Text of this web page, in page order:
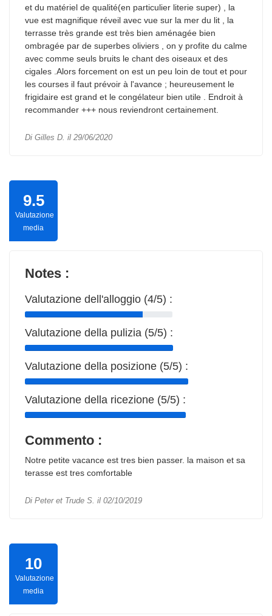
et du matériel de qualité(en particulier literie super) , la
vue est magnifique réveil avec vue sur la mer du lit , la
terrasse très grande est très bien aménagée bien
ombragée par de superbes oliviers , on y profite du calme
avec comme seuls bruits le chant des oiseaux et des
cigales .Alors forcement on est un peu loin de tout et pour
les courses il faut prévoir à l'avance ; heureusement le
frigidaire est grand et le congélateur bien utile . Endroit à
recommander +++ nous reviendront certainement.
Di Gilles D. il 29/06/2020
9.5
Valutazione
media
Notes :
Valutazione dell'alloggio (4/5) :
Valutazione della pulizia (5/5) :
Valutazione della posizione (5/5) :
Valutazione della ricezione (5/5) :
Commento :
Notre petite vacance est tres bien passer. la maison et sa
terasse est tres comfortable
Di Peter et Trude S. il 02/10/2019
10
Valutazione
media